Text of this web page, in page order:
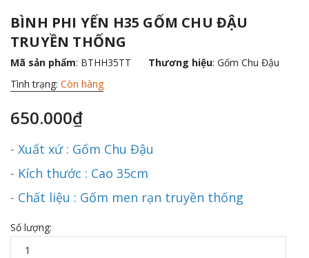
BÌNH PHI YẾN H35 GỐM CHU ĐẬU
TRUYỀN THỐNG
Mã sản phẩm: BTHH35TT Thương hiệu: Gốm Chu Đậu
Tình trạng: Còn hàng
650.000₫
- Xuất xứ : Gốm Chu Đậu
- Kích thước : Cao 35cm
- Chất liệu : Gốm men rạn truyền thống
Số lượng: